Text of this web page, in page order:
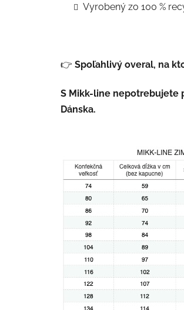
Vyrobený zo 100 %
👉 Spoľahlivý overal, na
S Mikk-line nepotrebujete
Dánska.